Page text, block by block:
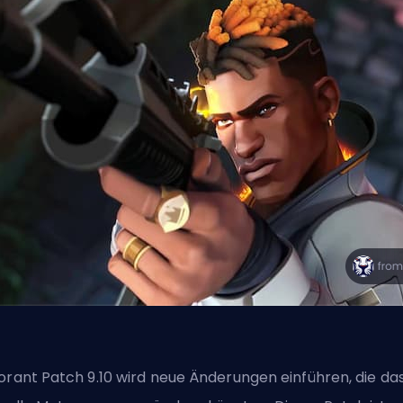
Patch 9.10 wird neue Änderungen einführen, die